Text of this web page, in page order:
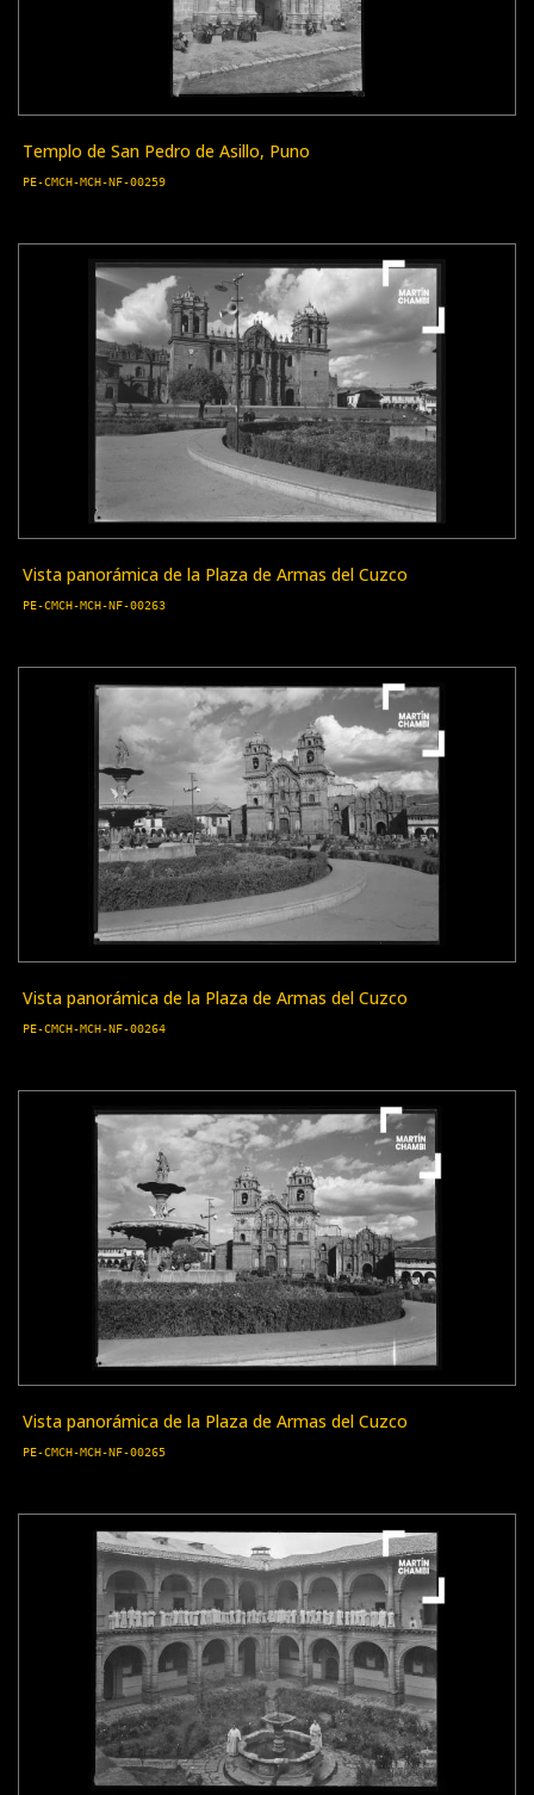
Templo de San Pedro de Asillo, Puno
PE-CMCH-MCH-NF-00259
Vista panorámica de la Plaza de Armas del Cuzco
PE-CMCH-MCH-NF-00263
Vista panorámica de la Plaza de Armas del Cuzco
PE-CMCH-MCH-NF-00264
Vista panorámica de la Plaza de Armas del Cuzco
PE-CMCH-MCH-NF-00265